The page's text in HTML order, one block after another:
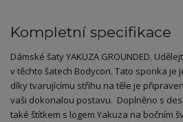
Kompletní specifikace
Dámské šaty YAKUZA GROUNDED.
v těchto šatech Bodycon. Tato sponka
díky tvarujícímu střihu na těle je
vaši dokonalou postavu. Doplněno s
také štítkem s logem Yakuza na bočním